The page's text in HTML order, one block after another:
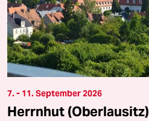
7. - 11. September 2026
Herrnhut (Oberlausitz)